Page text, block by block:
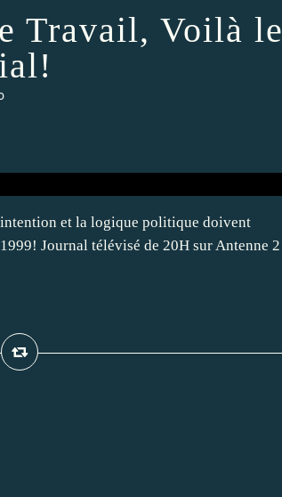
Travail, Voilà le
et la logique politique doivent
Journal télévisé de 20H sur Antenne 2